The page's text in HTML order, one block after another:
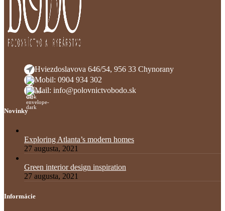
Hviezdoslavova 646/54, 956 33 Chynorany
Mobil: 0904 934 302
Mail: info@polovnictvobodo.sk
Novinky
Exploring Atlanta’s modern homes
27 augusta, 2021
Green interior design inspiration
27 augusta, 2021
Informácie